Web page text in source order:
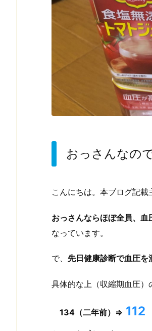
おっさんなの
こんにちは。本ブログ記載
おっさんならほぼ全員、
なっています。
で、 先日健康診断で血圧を
具体的な上（収縮期血圧）
134（二年前）⇒ 112